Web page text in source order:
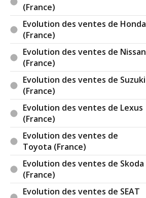
(France)
Evolution des ventes de Honda
(France)
Evolution des ventes de Nissan
(France)
Evolution des ventes de Suzuki
(France)
Evolution des ventes de Lexus
(France)
Evolution des ventes de
Toyota (France)
Evolution des ventes de Skoda
(France)
Evolution des ventes de SEAT